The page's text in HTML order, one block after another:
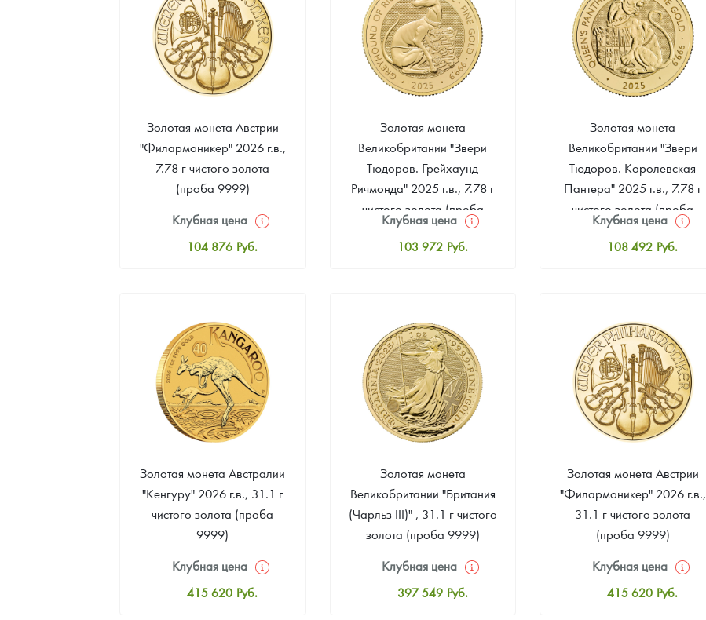
Золотая монета Австрии
"Филармоникер" 2026 г.в.,
7.78 г чистого золота
(проба 9999)
Клубная цена
104 876 Руб.
94 931 Руб.
Золотая монета
Великобритании "Звери
Тюдоров. Грейхаунд
Ричмонда" 2025 г.в., 7.78 г
чистого золота (проба
9999)
Клубная цена
103 972 Руб.
Звоните
Золотая монета
Великобритании "Звери
Тюдоров. Королевская
Пантера" 2025 г.в., 7.78 г
чистого золота (проба
9999)
Клубная цена
108 492 Руб.
Звоните
Золотая монета Австралии
"Кенгуру" 2026 г.в., 31.1 г
чистого золота (проба
9999)
Клубная цена
415 620 Руб.
Золотая монета
Великобритании "Британия
(Чарльз III)" , 31.1 г чистого
золота (проба 9999)
Клубная цена
397 549 Руб.
Золотая монета Австрии
"Филармоникер" 2026 г.в.,
31.1 г чистого золота
(проба 9999)
Клубная цена
415 620 Руб.